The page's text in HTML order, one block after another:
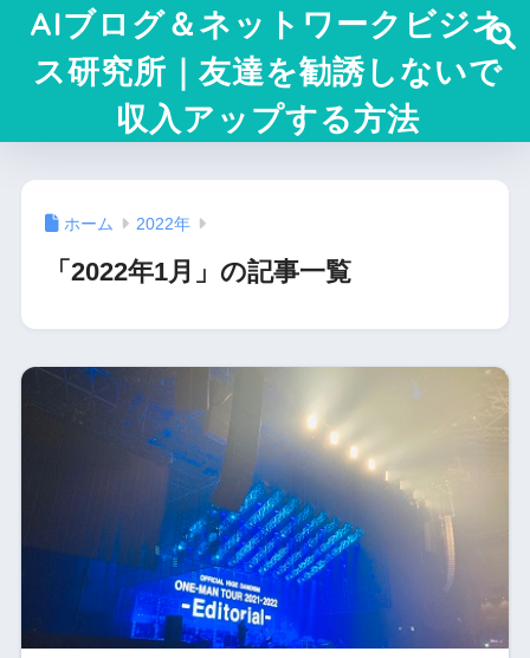
AIブログ＆ネットワークビジネ
ス研究所｜友達を勧誘しないで
収入アップする方法
ホーム 2022年
「2022年1月」の記事一覧